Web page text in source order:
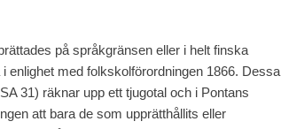
på språkgränsen eller i helt finska
med folkskolförordningen 1866. Dessa
31) räknar upp ett tjugotal och i Pontans
att bara de som upprätthållits eller